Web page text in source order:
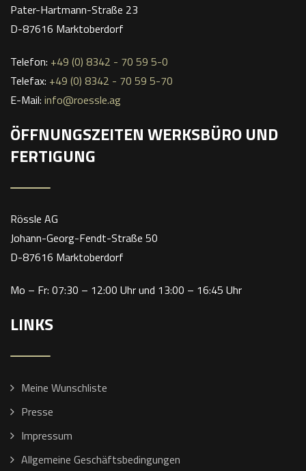
Pater-Hartmann-Straße 23
D-87616 Marktoberdorf
Telefon: +49 (0) 8342 - 70 59 5-0
Telefax: +49 (0) 8342 - 70 59 5-70
E-Mail: info@roessle.ag
ÖFFNUNGSZEITEN WERKSBÜRO UND
FERTIGUNG
Rössle AG
Johann-Georg-Fendt-Straße 50
D-87616 Marktoberdorf
Mo – Fr: 07:30 – 12:00 Uhr und 13:00 – 16:45 Uhr
LINKS
Meine Wunschliste
Presse
Impressum
Allgemeine Geschäftsbedingungen